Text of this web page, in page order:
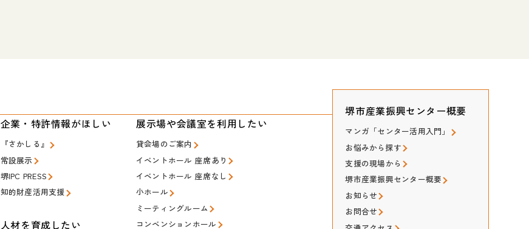
企業・特許情報がほしい
『さかしる』
常設展示
堺IPC PRESS
知的財産活用支援
人材を育成したい
展示場や会議室を利用したい
貸会場のご案内
イベントホール 座席あり
イベントホール 座席なし
小ホール
ミーティングルーム
コンベンションホール
堺市産業振興センター概要
マンガ「センター活用入門」
お悩みから探す
支援の現場から
堺市産業振興センター概要
お知らせ
お問合せ